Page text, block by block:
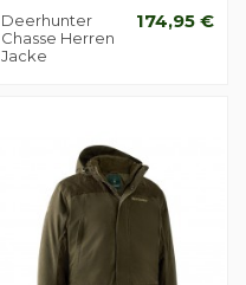
Deerhunter
Chasse Herren
Jacke
174,95 €